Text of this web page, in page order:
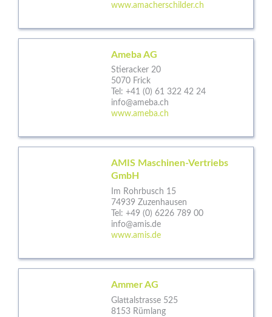
www.amacherschilder.ch
Ameba AG
Stieracker 20
5070 Frick
Tel: +41 (0) 61 322 42 24
info@ameba.ch
www.ameba.ch
AMIS Maschinen-Vertriebs
GmbH
Im Rohrbusch 15
74939 Zuzenhausen
Tel: +49 (0) 6226 789 00
info@amis.de
www.amis.de
Ammer AG
Glattalstrasse 525
8153 Rümlang